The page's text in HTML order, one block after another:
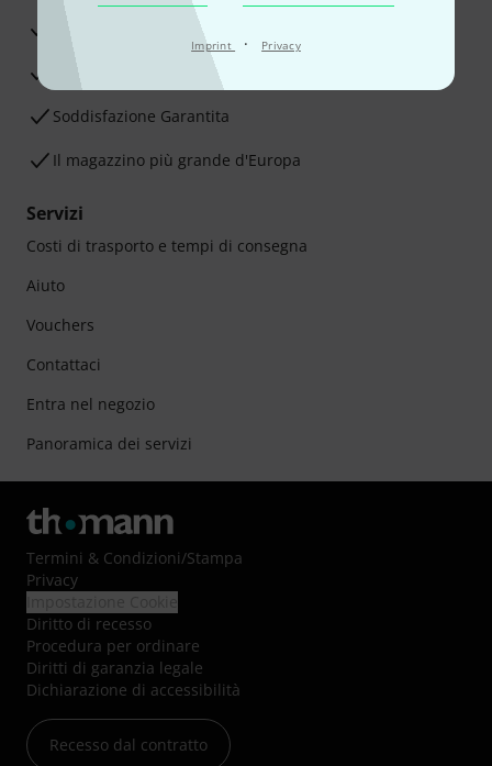
Imprint · Privacy
Soddisfazione Garantita
Il magazzino più grande d'Europa
Servizi
Costi di trasporto e tempi di consegna
Aiuto
Vouchers
Contattaci
Entra nel negozio
Panoramica dei servizi
Termini & Condizioni/Stampa
Privacy
Diritto di recesso
Procedura per ordinare
Diritti di garanzia legale
Dichiarazione di accessibilità
Recesso dal contratto